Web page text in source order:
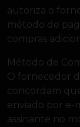
autoriza o
método de
compras
Método de
O fornecedor
concordam
enviado por e-
assinante no